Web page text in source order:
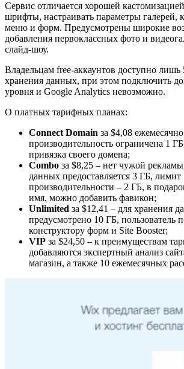
Сервис отличается хорошей
шрифты, настраивать параметры галерей,
меню и форм. Предусмотрены широкие
добавления первоклассных фото и
слайд-шоу.
Владельцам free-аккаунтов доступно
хранения данных, при этом подключить
уровня и Google Analytics невозможно.
О платных тарифных планах:
Connect Domain за $4,08
производительность ограничена 1
привязка своего домена;
Combo за $8,25 – нет чужой
данных предоставляется 3 ГБ, лимит
производительности – 2 ГБ, в
имя, можно добавить фавикон;
Unlimited за $12,41 – для хранения
предусмотрено 10 ГБ, пользователь
конструктору форм и Site Booster;
VIP за $24,50 – к преимуществам
добавляются экспертный анализ
магазин, а также 10 ежемесячных